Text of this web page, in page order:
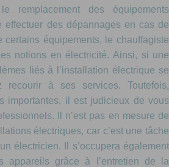
remplacement des équipements
effectuer des dépannages en cas de
certains équipements, le chauffagiste
notions en électricité. Ainsi, si une
liés à l’installation électrique se
recourir à ses services. Toutefois,
importantes, il est judicieux de vous
Il n’est pas en mesure de
électriques, car c’est une tâche
électricien. Il s’occupera également
appareils grâce à l’entretien de la